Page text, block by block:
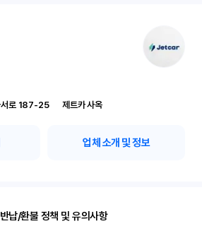
대전 유성구 학하서로 187-25	제트카 사옥
업체 소개 및 정보
반납/환불 정책 및 유의사항